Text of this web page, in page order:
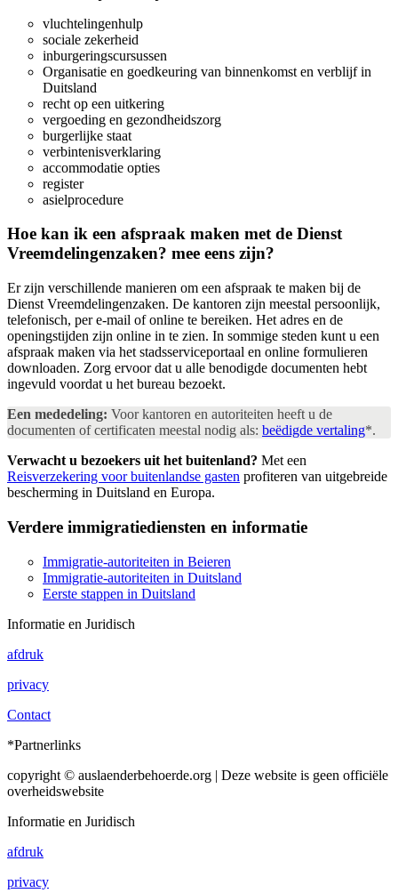
vluchtelingenhulp
sociale zekerheid
inburgeringscursussen
Organisatie en goedkeuring van binnenkomst en verblijf in
Duitsland
recht op een uitkering
vergoeding en gezondheidszorg
burgerlijke staat
verbintenisverklaring
accommodatie opties
register
asielprocedure
Hoe kan ik een afspraak maken met de Dienst
Vreemdelingenzaken? mee eens zijn?
Er zijn verschillende manieren om een afspraak te maken bij de
Dienst Vreemdelingenzaken. De kantoren zijn meestal persoonlijk,
telefonisch, per e-mail of online te bereiken. Het adres en de
openingstijden zijn online in te zien. In sommige steden kunt u een
afspraak maken via het stadsserviceportaal en online formulieren
downloaden. Zorg ervoor dat u alle benodigde documenten hebt
ingevuld voordat u het bureau bezoekt.
Een mededeling: Voor kantoren en autoriteiten heeft u de
documenten of certificaten meestal nodig als: beëdigde vertaling*.
Verwacht u bezoekers uit het buitenland? Met een
Reisverzekering voor buitenlandse gasten profiteren van uitgebreide
bescherming in Duitsland en Europa.
Verdere immigratiediensten en informatie
Immigratie-autoriteiten in Beieren
Immigratie-autoriteiten in Duitsland
Eerste stappen in Duitsland
Informatie en Juridisch
afdruk
privacy
Contact
*Partnerlinks
copyright © auslaenderbehoerde.org | Deze website is geen officiële
overheidswebsite
Informatie en Juridisch
afdruk
privacy